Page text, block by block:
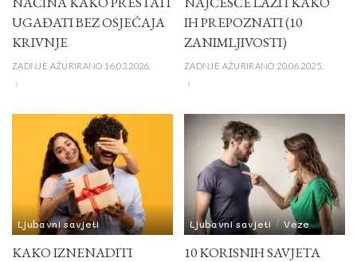
UGAĐATI BEZ OSJEĆAJA
KRIVNJE
ZADNJE AŽURIRANO 16.03.2026.
IH PREPOZNATI (10
ZANIMLJIVOSTI)
ZADNJE AŽURIRANO 20.06.2025.
Ljubavni savjeti
KAKO IZNENADITI
Ljubavni savjeti Veze
10 KORISNIH SAVJETA